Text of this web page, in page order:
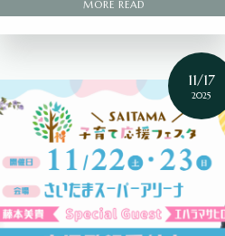
11/17
2025